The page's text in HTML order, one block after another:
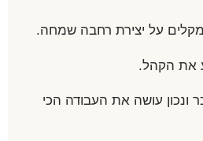
מקלים על יצירת רחבה שמחה.
את הקהל.
ונכון עושה את העבודה הכי